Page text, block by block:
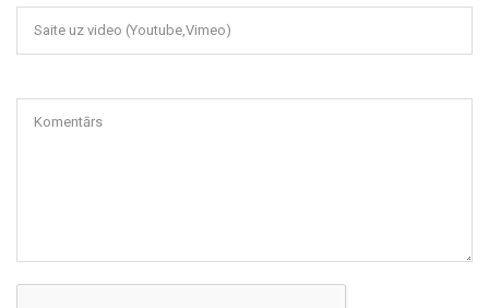
Saite uz video (Youtube,Vimeo)
Komentārs